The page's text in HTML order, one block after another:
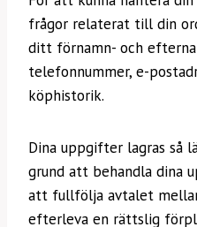
frågor relaterat till din
ditt förnamn- och
telefonnummer, e-
köphistorik.
Dina uppgifter lagras så
grund att behandla dina
att fullfölja avtalet
efterleva en rättslig